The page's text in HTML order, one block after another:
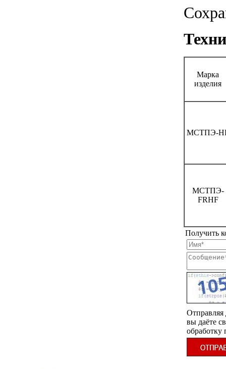
Марка
изделия
МСТПЭ-
МСТПЭ-
FRHF
Получить
Отправляя
вы даёте
обработку